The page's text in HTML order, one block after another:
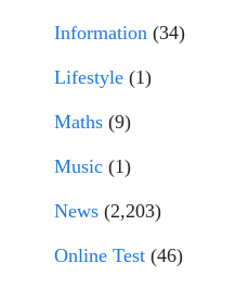
Information (34)
Lifestyle (1)
Maths (9)
Music (1)
News (2,203)
Online Test (46)